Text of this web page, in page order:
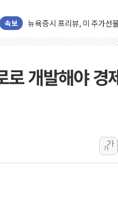
속보
청와대, 북한 단거리 탄도미
금값 7주 만에 최고…美 고
러, 1인칭시점 드론으로 우
[베트남 증시] 지수 하락 속
해군 1함대 창설 80주년…
[3보] 북, 원산서 동해로 단
개발해야 경
가
가